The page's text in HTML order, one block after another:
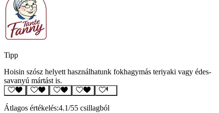
Tipp
Hoisin szósz helyett használhatunk fokhagymás teriyaki vagy édes-
savanyú mártást is.
Átlagos értékelés:4.1/55 csillagból